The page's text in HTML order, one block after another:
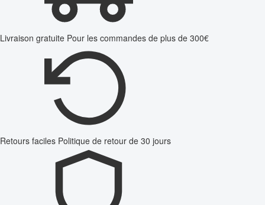
Livraison gratuite Pour les commandes de plus de 300€
Retours faciles Politique de retour de 30 jours